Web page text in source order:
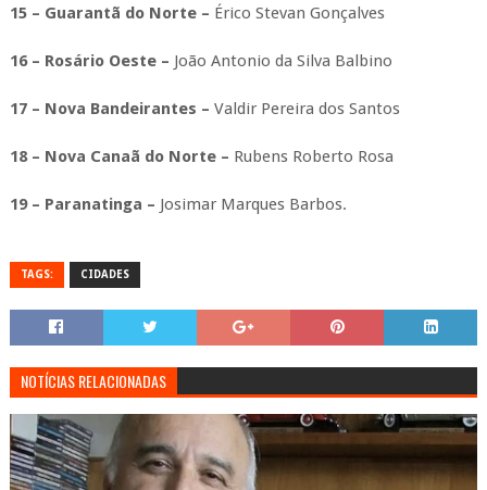
15 – Guarantã do Norte – Érico Stevan Gonçalves
16 – Rosário Oeste – João Antonio da Silva Balbino
17 – Nova Bandeirantes – Valdir Pereira dos Santos
18 – Nova Canaã do Norte – Rubens Roberto Rosa
19 – Paranatinga – Josimar Marques Barbos.
TAGS: CIDADES
NOTÍCIAS RELACIONADAS